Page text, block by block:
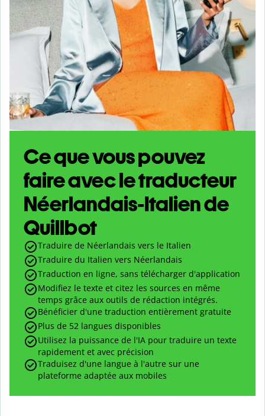
Ce que vous pouvez
faire avec le traducteur
Néerlandais-Italien de
Quillbot
Traduire de Néerlandais vers le Italien
Traduire du Italien vers Néerlandais
Traduction en ligne, sans télécharger d'application
Modifiez le texte et citez les sources en même
temps grâce aux outils de rédaction intégrés.
Bénéficier d'une traduction entièrement gratuite
Plus de 52 langues disponibles
Utilisez la puissance de l'IA pour traduire un texte
rapidement et avec précision
Traduisez d'une langue à l'autre sur une
plateforme adaptée aux mobiles